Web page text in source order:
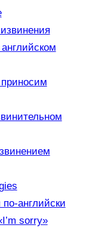
английски
sorry»